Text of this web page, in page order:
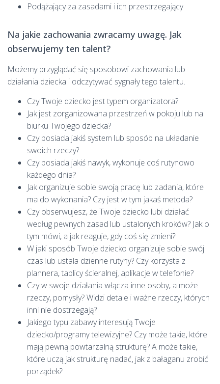
Podążający za zasadami i ich przestrzegający
Na jakie zachowania zwracamy uwagę. Jak
obserwujemy ten talent?
Możemy przyglądać się sposobowi zachowania lub
działania dziecka i odczytywać sygnały tego talentu.
Czy Twoje dziecko jest typem organizatora?
Jak jest zorganizowana przestrzeń w pokoju lub na
biurku Twojego dziecka?
Czy posiada jakiś system lub sposób na układanie
swoich rzeczy?
Czy posiada jakiś nawyk, wykonuje coś rutynowo
każdego dnia?
Jak organizuje sobie swoją pracę lub zadania, które
ma do wykonania? Czy jest w tym jakaś metoda?
Czy obserwujesz, że Twoje dziecko lubi działać
według pewnych zasad lub ustalonych kroków? Jak o
tym mówi, a jak reaguje, gdy coś się zmieni?
W jaki sposób Twoje dziecko organizuje sobie swój
czas lub ustala dzienne rutyny? Czy korzysta z
plannera, tablicy ścieralnej, aplikacje w telefonie?
Czy w swoje działania włącza inne osoby, a może
rzeczy, pomysły? Widzi detale i ważne rzeczy, których
inni nie dostrzegają?
Jakiego typu zabawy interesują Twoje
dziecko/programy telewizyjne? Czy może takie, które
mają pewną powtarzalną strukturę? A może takie,
które uczą jak strukturę nadać, jak z bałaganu zrobić
porządek?